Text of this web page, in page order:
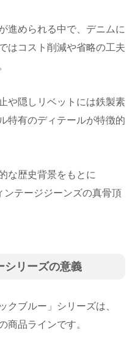
進められる中で、デニムに
はコスト削減や省略の工夫
や隠しリベットには鉄製素
特有のディテールが特徴的
な歴史背景をもとに
テージジーンズの真骨頂
シリーズの意義
クブルー」シリーズは、
商品ラインです。